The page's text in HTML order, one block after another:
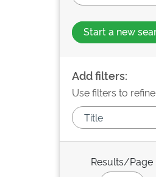
Start a new
Add filters:
Use filters to
Results/Page